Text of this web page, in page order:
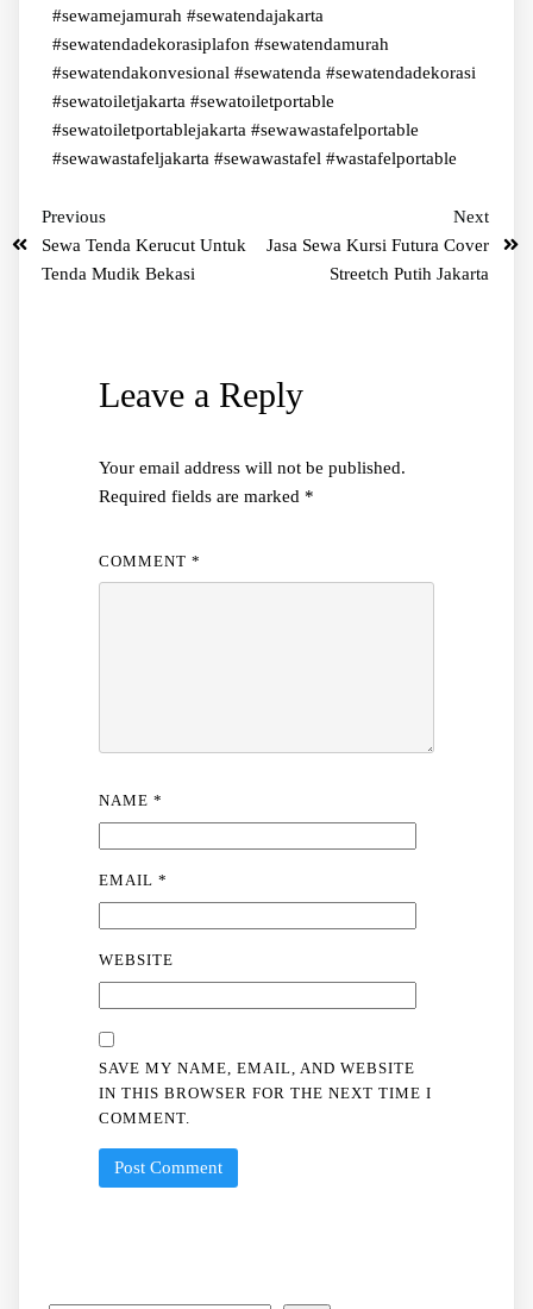
#sewamejamurah #sewatendajakarta
#sewatendadekorasiplafon #sewatendamurah
#sewatendakonvesional #sewatenda #sewatendadekorasi
#sewatoiletjakarta #sewatoiletportable
#sewatoiletportablejakarta #sewawastafelportable
#sewawastafeljakarta #sewawastafel #wastafelportable
Previous
Sewa Tenda Kerucut Untuk
Tenda Mudik Bekasi
Next
Jasa Sewa Kursi Futura Cover
Streetch Putih Jakarta
Leave a Reply
Your email address will not be published.
Required fields are marked *
COMMENT *
NAME *
EMAIL *
WEBSITE
SAVE MY NAME, EMAIL, AND WEBSITE
IN THIS BROWSER FOR THE NEXT TIME I
COMMENT.